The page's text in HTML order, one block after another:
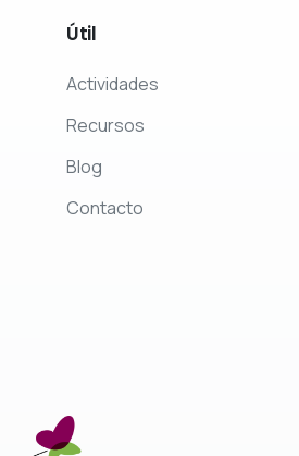
Útil
Actividades
Recursos
Blog
Contacto